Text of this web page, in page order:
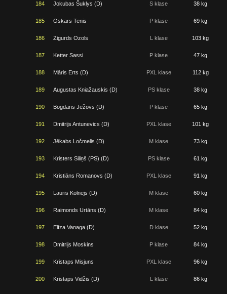
184 Jokubas Šuklys (D) S klase 38 kg
185 Oskars Tenis P klase 69 kg
186 Zigurds Ozols L klase 103 kg
187 Ketter Sassi P klase 47 kg
188 Māris Erts (D) PXL klase 112 kg
189 Augustas Kniažauskis (D) PS klase 38 kg
190 Bogdans Ježovs (D) P klase 65 kg
191 Dmitrijs Antunevics (D) PXL klase 101 kg
192 Jēkabs Ločmelis (D) M klase 73 kg
193 Kristers Siliņš (PS) (D) PS klase 61 kg
194 Kristiāns Romanovs (D) PXL klase 91 kg
195 Lauris Kolnejs (D) M klase 60 kg
196 Raimonds Urtāns (D) M klase 84 kg
197 Elīza Vanaga (D) D klase 52 kg
198 Dmitrijs Moskins P klase 84 kg
199 Kristaps Misjuns PXL klase 96 kg
200 Kristaps Vidžis (D) L klase 86 kg